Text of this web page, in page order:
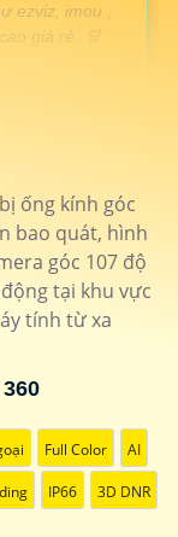
ezviz, imou ,
giá rẻ. 🛒
mưa nắng CS-
trời
màu ban đêm DH-
ống kính góc
bao quát, hình
góc 107 độ
tại khu vực
tính từ xa
Full Color AI
IP66 3D DNR